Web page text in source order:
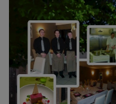
Association des Parents
Offre d'enseignement &
Ancien-ne-s du CES
Activation email